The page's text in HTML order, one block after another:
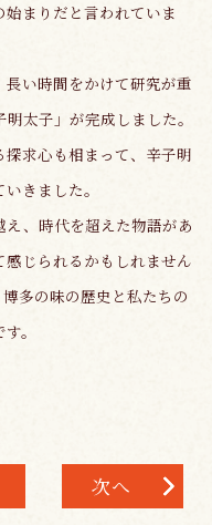
まりだと言われていま
い時間をかけて研究が重
太子」が完成しました。
求心も相まって、辛子明
きました。
、時代を超えた物語があ
じられるかもしれません
多の味の歴史と私たちの
。
次へ